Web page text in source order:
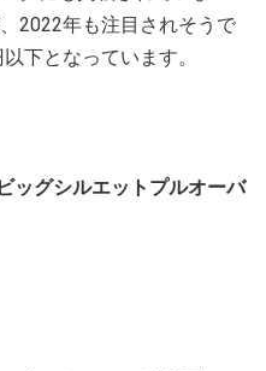
2022年も注目されそうで
下となっています。
ッグシルエットプルオーバ